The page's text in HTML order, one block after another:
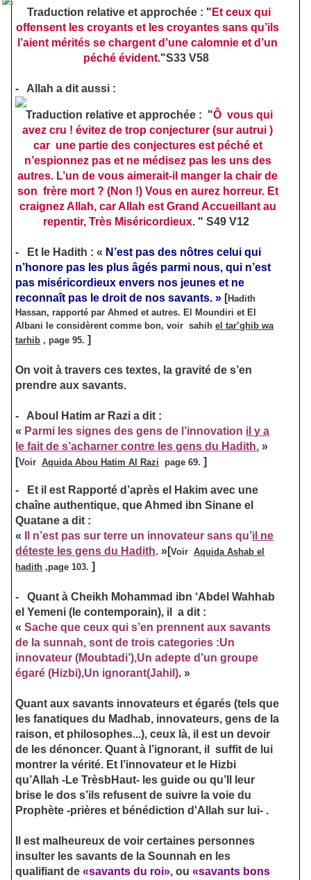
Traduction relative et approchée : " Et ceux qui
offensent les croyants et les croyantes sans qu’ils
l’aient mérités se chargent d’une calomnie et d’un
péché évident."S33 V58
- Allah a dit aussi :
Traduction relative et approchée : "Ô vous qui
avez cru ! évitez de trop conjecturer (sur autrui )
car une partie des conjectures est péché et
n’espionnez pas et ne médisez pas les uns des
autres. L’un de vous aimerait-il manger la chair de
son frère mort ? (Non !) Vous en aurez horreur. Et
craignez Allah, car Allah est Grand Accueillant au
repentir, Très Miséricordieux. " S49 V12
- Et le Hadith :« N’est pas des nôtres celui qui
n’honore pas les plus âgés parmi nous, qui n’est
pas miséricordieux envers nos jeunes et ne
reconnaît pas le droit de nos savants. » [Hadith
Hassan, rapporté par Ahmed et autres. El Moundiri et El
Albani le considèrent comme bon, voir sahihel tar’ghib wa
tarhib , page 95. ]
On voit à travers ces textes, la gravité de s’en
prendre aux savants.
-
Aboul Hatim ar Razi a dit :
« Parmi les signes des gens de l’innovation il y a
le fait de s’acharner contre les gens du Hadith. »
[VoirAquida Abou Hatim Al Razi page 69. ]
-
Et il est Rapporté d’après el Hakim avec une
chaîne authentique, que Ahmed ibn Sinane el
Quatane a dit :
«
Il n’est pas sur terre un innovateur sans qu’il ne
déteste les gens du Hadith.»[VoirAquida Ashab el
hadith ,page 103. ]
-
Quant à Cheikh Mohammad ibn ‘Abdel Wahhab
el Yemeni (le contemporain), il a dit :
«Sache que ceux qui s’en prennent aux savants
de la sunnah, sont de trois categories :Un
innovateur (Moubtadi’),Un adepte d’un groupe
égaré (Hizbi),Un ignorant(Jahil).»
Quant aux savants innovateurs et égarés (tels que
les fanatiques du Madhab, innovateurs, gens de la
raison, et philosophes...), ceux là, il est un devoir
de les dénoncer. Quant à l’ignorant, il suffit de lui
montrer la vérité. Et l’innovateur et le Hizbi
qu’Allah -Le TrèsbHaut- les guide ou qu’Il leur
brise le dos s’ils refusent de suivre la voie du
Prophète -prières et bénédiction d'Allah sur lui- .
Il est malheureux de voir certaines personnes
insulter les savants de la Sounnah en les
qualifiant de«savants du roi», ou«savants bons